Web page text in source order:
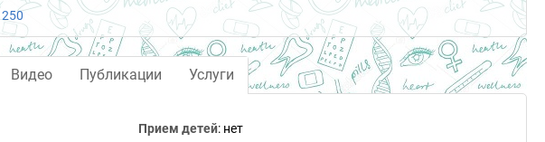
250
Видео Публикации Услуги
Прием детей: нет